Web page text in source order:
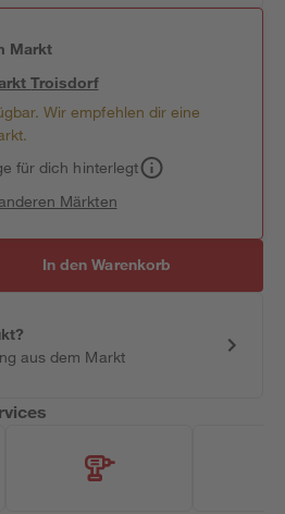
Markt
Troisdorf
Wir empfehlen dir eine
für dich hinterlegt
Märkten
In den Warenkorb
aus dem Markt